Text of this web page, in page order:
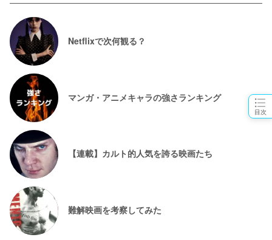
目次
Netflixで次何観る？
マンガ・アニメキャラの強さランキング
【連載】カルト的人気を誇る映画たち
難解映画を考察してみた